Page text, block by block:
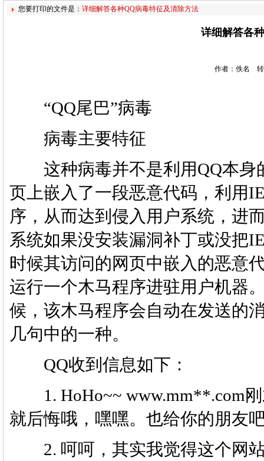
您要打印的文件是： 详细解答各种QQ病毒特征及清除方法
详细解答各
作者：佚名 转
“QQ尾巴”病毒
病毒主要特征
这种病毒并不是利用QQ本身
页上嵌入了一段恶意代码，利用
序，从而达到侵入用户系统，进
系统如果没安装漏洞补丁或没把
时候其访问的网页中嵌入的恶意
运行一个木马程序进驻用户机器
候，该木马程序会自动在发送的
几句中的一种。
QQ收到信息如下：
1. HoHo~~ www.mm**.com刚
就后悔哦，嘿嘿。也给你的朋友
2. 呵呵，其实我觉得这个网站